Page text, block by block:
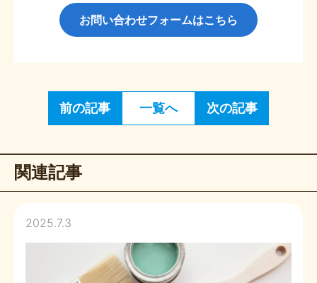
お問い合わせフォームはこちら
前の記事 一覧へ 次の記事
関連記事
2025.7.3